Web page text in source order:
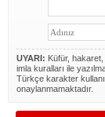
UYARI: Küfür,
imla kuralları ile
Türkçe karakter
onaylanmamaktadır.